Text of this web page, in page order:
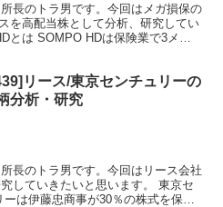
長のトラ男です。今回はメガ損保の
を高配当株として分析、研究してい
とは SOMPO HDは保険業で3メガ
リース/東京センチュリーの
分析・研究
長のトラ男です。今回はリース会社
していきたいと思います。 東京セ
は伊藤忠商事が30％の株式を保有